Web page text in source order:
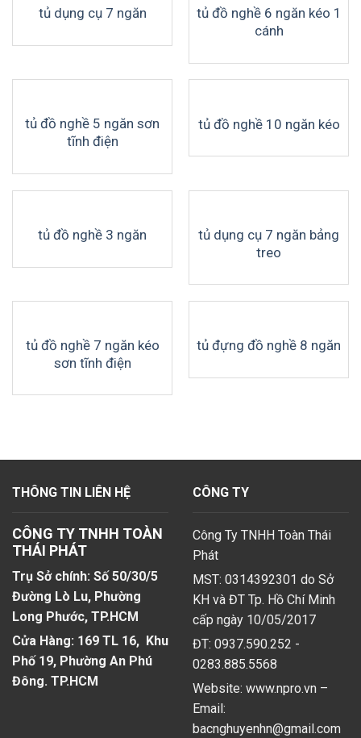
tủ dụng cụ 7 ngăn
tủ đồ nghề 6 ngăn kéo 1
cánh
tủ đồ nghề 5 ngăn sơn
tĩnh điện
tủ đồ nghề 10 ngăn kéo
tủ đồ nghề 3 ngăn
tủ dụng cụ 7 ngăn bảng
treo
tủ đồ nghề 7 ngăn kéo
sơn tĩnh điện
tủ đựng đồ nghề 8 ngăn
THÔNG TIN LIÊN HỆ
CÔNG TY TNHH TOÀN
THÁI PHÁT
Trụ Sở chính: Số 50/30/5
Đường Lò Lu, Phường
Long Phước, TP.HCM
Cửa Hàng: 169 TL 16, Khu
Phố 19, Phường An Phú
Đông. TP.HCM
CÔNG TY
Công Ty TNHH Toàn Thái
Phát
MST: 0314392301 do Sở
KH và ĐT Tp. Hồ Chí Minh
cấp ngày 10/05/2017
ĐT: 0937.590.252 -
0283.885.5568
Website: www.npro.vn –
Email:
bacnghuyenhn@gmail.com